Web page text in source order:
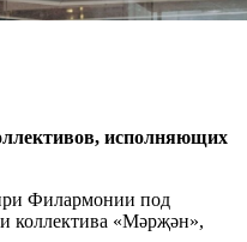
исполняющих
Филармонии под
коллектива «Мәрҗән»,